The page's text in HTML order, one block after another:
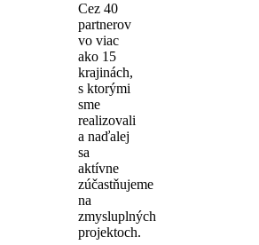
Cez 40
partnerov
vo viac
ako 15
krajinách,
s ktorými
sme
realizovali
a naďalej
sa
aktívne
zúčastňujeme
na
zmysluplných
projektoch.